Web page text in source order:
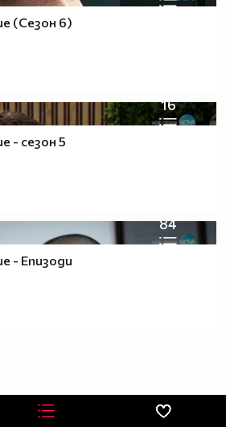
(Сезон 6)
16
- сезон 5
84
- Епизоди